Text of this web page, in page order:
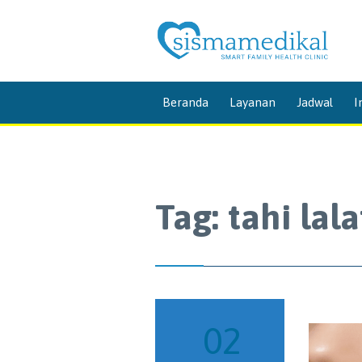
Beranda Layanan Jadwal
Tag: tahi
02